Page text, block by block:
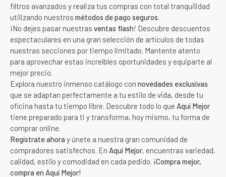
filtros avanzados y realiza tus compras con total tranquilidad
utilizando nuestros métodos de pago seguros.
¡No dejes pasar nuestras ventas flash! Descubre descuentos
espectaculares en una gran selección de artículos de todas
nuestras secciones por tiempo limitado. Mantente atento
para aprovechar estas increíbles oportunidades y equiparte al
mejor precio.
Explora nuestro inmenso catálogo con novedades exclusivas
que se adaptan perfectamente a tu estilo de vida, desde tu
oficina hasta tu tiempo libre. Descubre todo lo que Aquí Mejor
tiene preparado para ti y transforma, hoy mismo, tu forma de
comprar online.
Regístrate ahora y únete a nuestra gran comunidad de
compradores satisfechos. En Aquí Mejor, encuentras variedad,
calidad, estilo y comodidad en cada pedido. ¡Compra mejor,
compra en Aquí Mejor!